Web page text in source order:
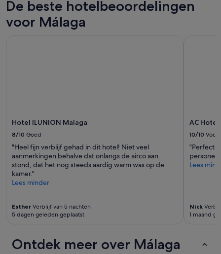
De beste hotelbeoordelingen
voor Málaga
Hotel ILUNION Malaga
8/10 Goed
"Heel fijn verblijf gehad in dit hotel! Niet veel
aanmerkingen behalve dat onlangs de airco aan
stond, dat het nog steeds aardig warm was op de
kamer."
Lees minder
Esther Verblijf van 5 nachten
5 dagen geleden geplaatst
AC
10/10
"Perfecte
Lees
Nick
1 maand
Ontdek meer over Málaga